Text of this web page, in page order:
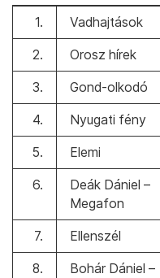
1. Vadhajtások
2. Orosz hírek
3. Gond-olkodó
4. Nyugati fény
5. Elemi
6.
Deák Dániel –
Megafon
7. Ellenszél
8.
Bohár Dániel –